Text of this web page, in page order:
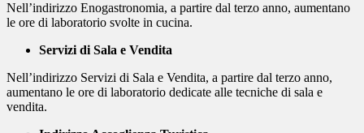
Nell’indirizzo Enogastronomia, a partire dal terzo anno, aumentano
le ore di laboratorio svolte in cucina.
Servizi di Sala e Vendita
Nell’indirizzo Servizi di Sala e Vendita, a partire dal terzo anno,
aumentano le ore di laboratorio dedicate alle tecniche di sala e
vendita.